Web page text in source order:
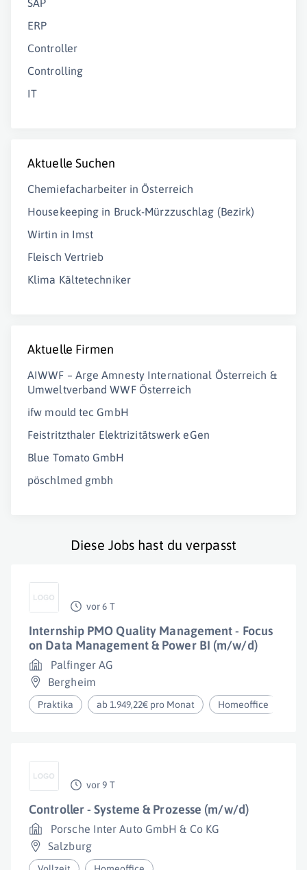
SAP
ERP
Controller
Controlling
IT
Aktuelle Suchen
Chemiefacharbeiter in Österreich
Housekeeping in Bruck-Mürzzuschlag (Bezirk)
Wirtin in Imst
Fleisch Vertrieb
Klima Kältetechniker
Aktuelle Firmen
AIWWF – Arge Amnesty International Österreich &
Umweltverband WWF Österreich
ifw mould tec GmbH
Feistritzthaler Elektrizitätswerk eGen
Blue Tomato GmbH
pöschlmed gmbh
Diese Jobs hast du verpasst
vor 6 T
Internship PMO Quality Management - Focus
on Data Management & Power BI (m/w/d)
Palfinger AG
Bergheim
Praktika ab 1.949,22€ pro Monat Homeoffice
vor 9 T
Controller - Systeme & Prozesse (m/w/d)
Porsche Inter Auto GmbH & Co KG
Salzburg